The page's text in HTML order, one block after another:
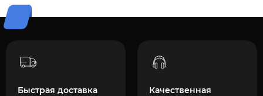
Быстрая доставка
Качественная